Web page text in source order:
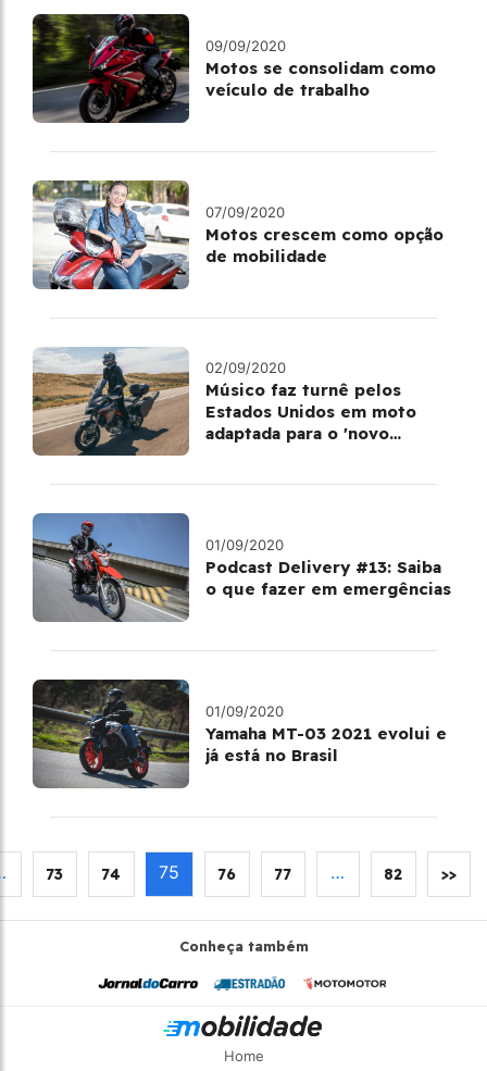
09/09/2020
Motos se consolidam como
veículo de trabalho
07/09/2020
Motos crescem como opção
de mobilidade
02/09/2020
Músico faz turnê pelos
Estados Unidos em moto
adaptada para o 'novo
01/09/2020
Podcast Delivery #13: Saiba
o que fazer em emergências
01/09/2020
Yamaha MT-03 2021 evolui e
já está no Brasil
73 74 75 76 77 … 82 >>
Conheça também
Home